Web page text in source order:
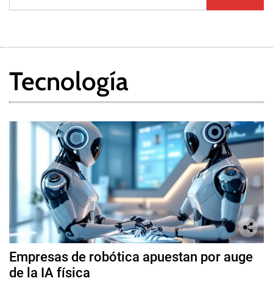
Tecnología
Empresas de robótica apuestan por auge
de la IA física